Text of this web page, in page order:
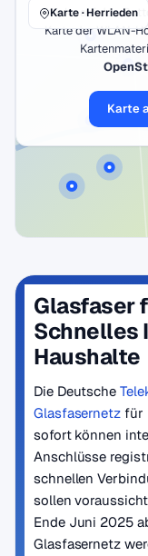
Klicke auf den
Karte der WLAN-
Karte
Karte · Herrieden
Glasfaser
Schnelles
Haushalte
Die Deutsche
Glasfasernetz für
sofort können
Anschlüsse
schnellen
sollen
Ende Juni 2025
Glasfasernetz